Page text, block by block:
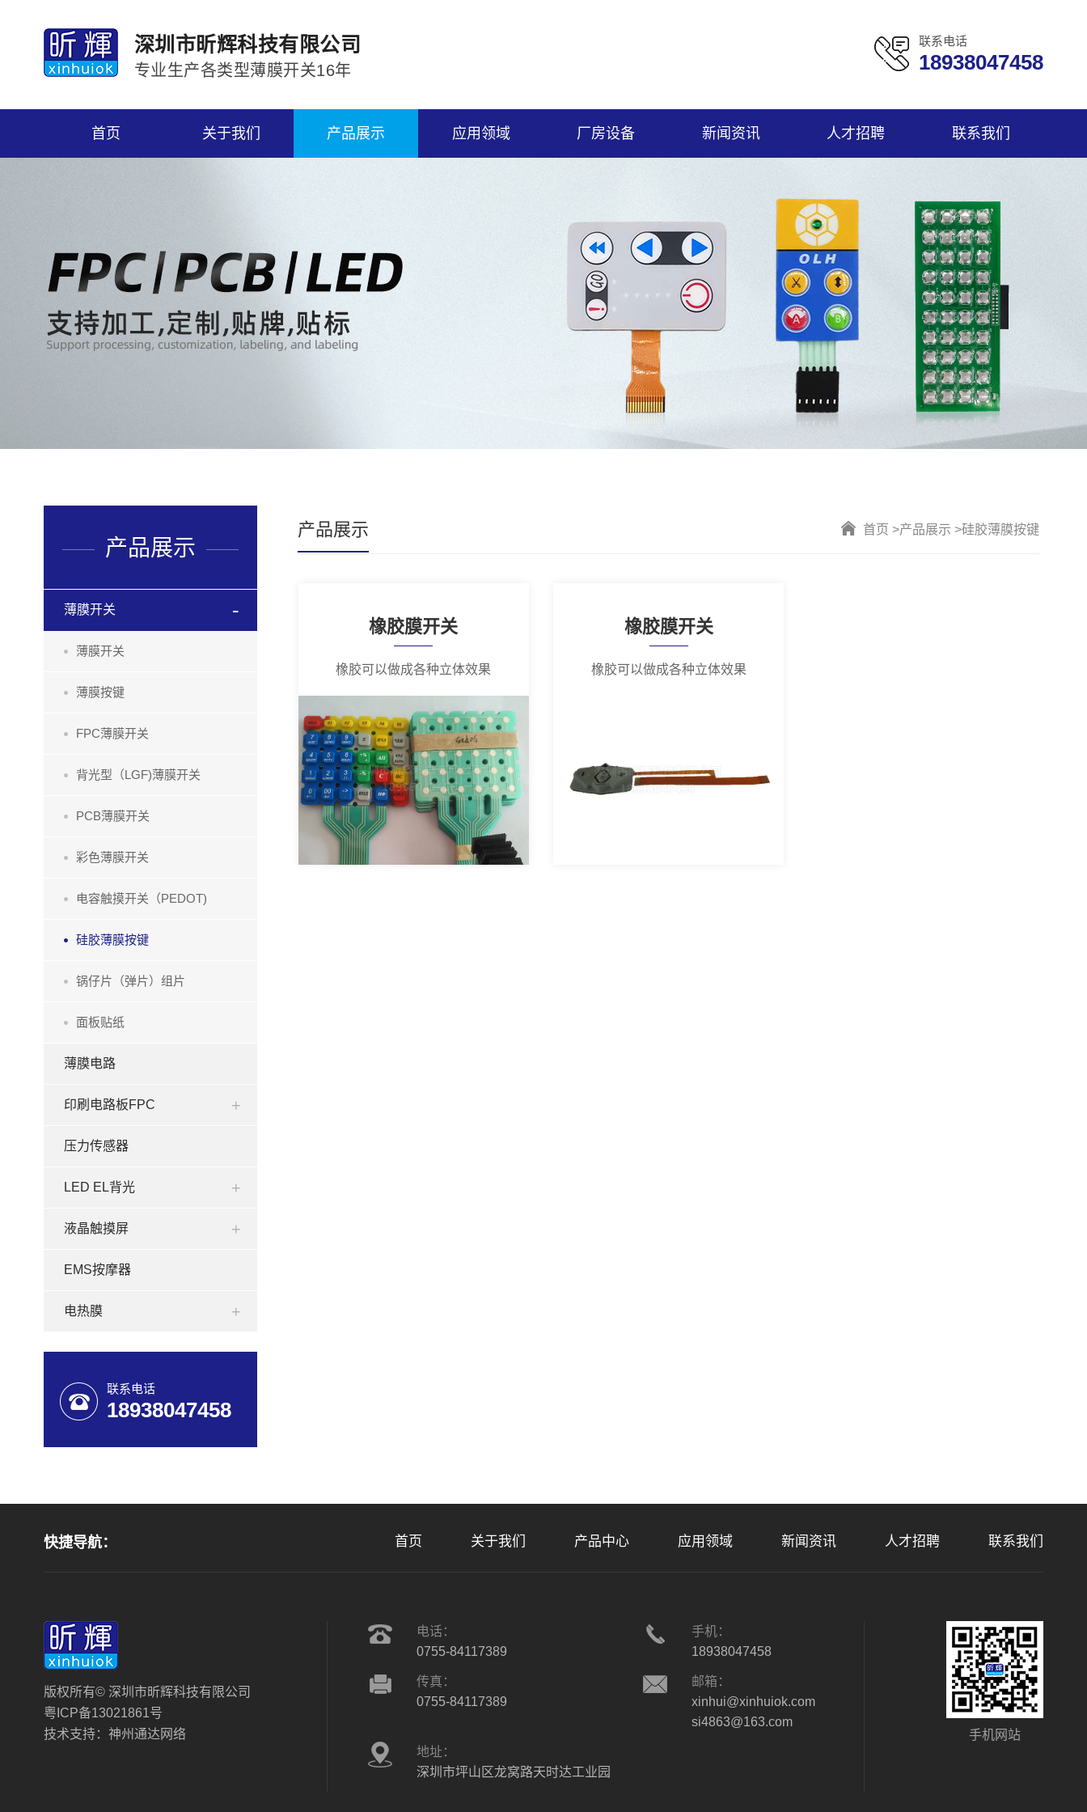
深圳市昕辉科技有限公司
专业生产各类型薄膜开关16年
联系电话
18938047458
首页 关于我们 产品展示 应用领域 厂房设备 新闻资讯 人才招聘 联系我们
产品展示
薄膜开关
薄膜开关
薄膜按键
FPC薄膜开关
背光型（LGF)薄膜开关
PCB薄膜开关
彩色薄膜开关
电容触摸开关（PEDOT)
硅胶薄膜按键
锅仔片（弹片）组片
面板贴纸
薄膜电路
印刷电路板FPC
压力传感器
LED EL背光
液晶触摸屏
EMS按摩器
电热膜
联系电话
18938047458
产品展示 首页 >产品展示 >硅胶薄膜按键
橡胶膜开关
橡胶可以做成各种立体效果
橡胶膜开关
橡胶可以做成各种立体效果
快捷导航： 首页 关于我们 产品中心 应用领域 新闻资讯 人才招聘 联系我们
版权所有© 深圳市昕辉科技有限公司
粤ICP备13021861号
技术支持： 神州通达网络
电话：
0755-84117389
手机：
18938047458
传真：
0755-84117389
邮箱：
xinhui@xinhuiok.com
si4863@163.com
地址：
深圳市坪山区龙窝路天时达工业园
手机网站